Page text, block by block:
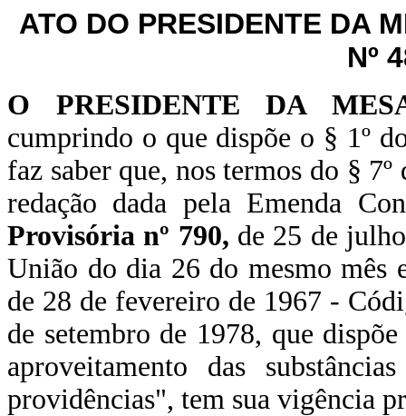
ATO DO PRESIDENTE DA
Nº
O PRESIDENTE DA
cumprindo o que dispõe o § 1º
faz saber que, nos termos do §
redação dada pela Emenda
Provisória nº 790, de 25 de
União do dia 26 do mesmo mês
de 28 de fevereiro de 1967 -
de setembro de 1978, que
aproveitamento das
providências", tem sua vigência